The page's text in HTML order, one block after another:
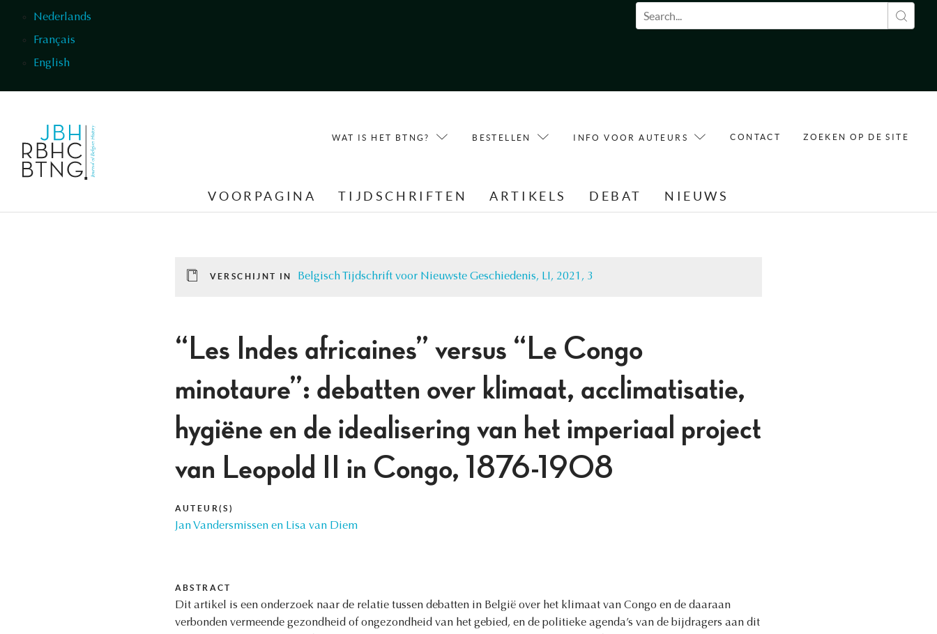
Nederlands
Français
English
Zoekveld
WAT IS HET BTNG? BESTELLEN INFO VOOR AUTEURS CONTACT ZOEKEN OP DE SITE
VOORPAGINA TIJDSCHRIFTEN ARTIKELS DEBAT NIEUWS
VERSCHIJNT IN Belgisch Tijdschrift voor Nieuwste Geschiedenis, LI, 2021, 3
“Les Indes africaines” versus “Le Congo
minotaure”: debatten over klimaat, acclimatisatie,
hygiëne en de idealisering van het imperiaal project
van Leopold II in Congo, 1876-1908
AUTEUR(S)
Jan Vandersmissen en Lisa van Diem
ABSTRACT
Dit artikel is een onderzoek naar de relatie tussen debatten in België over het klimaat van Congo en de daaraan
verbonden vermeende gezondheid of ongezondheid van het gebied, en de politieke agenda’s van de bijdragers aan dit